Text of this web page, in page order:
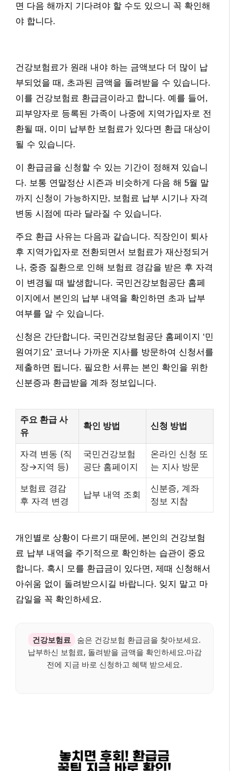
면 다음 해까지 기다려야 할 수도 있으니 꼭 확인해
야 합니다.
건강보험료가 원래 내야 하는 금액보다 더 많이 납
부되었을 때, 초과된 금액을 돌려받을 수 있습니다.
이를 건강보험료 환급금이라고 합니다. 예를 들어,
피부양자로 등록된 가족이 나중에 지역가입자로 전
환될 때, 이미 납부한 보험료가 있다면 환급 대상이
될 수 있습니다.
이 환급금을 신청할 수 있는 기간이 정해져 있습니
다. 보통 연말정산 시즌과 비슷하게 다음 해 5월 말
까지 신청이 가능하지만, 보험료 납부 시기나 자격
변동 시점에 따라 달라질 수 있습니다.
주요 환급 사유는 다음과 같습니다. 직장인이 퇴사
후 지역가입자로 전환되면서 보험료가 재산정되거
나, 중증 질환으로 인해 보험료 경감을 받은 후 자격
이 변경될 때 발생합니다. 국민건강보험공단 홈페
이지에서 본인의 납부 내역을 확인하면 초과 납부
여부를 알 수 있습니다.
신청은 간단합니다. 국민건강보험공단 홈페이지 ‘민
원여기요’ 코너나 가까운 지사를 방문하여 신청서를
제출하면 됩니다. 필요한 서류는 본인 확인을 위한
신분증과 환급받을 계좌 정보입니다.
주요 환급 사
유
확인 방법 신청 방법
자격 변동 (직
장→지역 등)
국민건강보험
공단 홈페이지
온라인 신청 또
는 지사 방문
보험료 경감
후 자격 변경
납부 내역 조회
신분증, 계좌
정보 지참
개인별로 상황이 다르기 때문에, 본인의 건강보험
료 납부 내역을 주기적으로 확인하는 습관이 중요
합니다. 혹시 모를 환급금이 있다면, 제때 신청해서
아쉬움 없이 돌려받으시길 바랍니다. 잊지 말고 마
감일을 꼭 확인하세요.
건강보험료
숨은 건강보험 환급금을 찾아보세요.
납부하신 보험료, 돌려받을 금액을 확인하세요.마감
전에 지금 바로 신청하고 혜택 받으세요.